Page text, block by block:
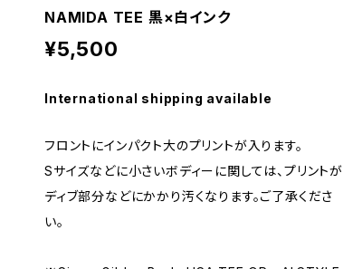
NAMIDA TEE 黒×白インク
¥5,500
International shipping available
フロントにインパクト大のプリントが入ります。
Sサイズなどに小さいボディーに関しては、プリントが
ディブ部分などにかかり汚くなります。ご了承くださ
い。